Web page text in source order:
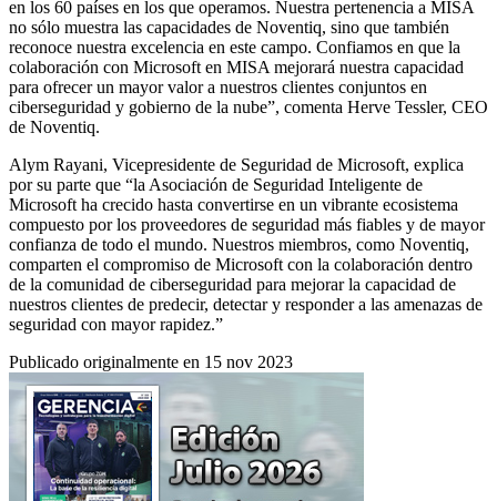
en los 60 países en los que operamos. Nuestra pertenencia a MISA
no sólo muestra las capacidades de Noventiq, sino que también
reconoce nuestra excelencia en este campo. Confiamos en que la
colaboración con Microsoft en MISA mejorará nuestra capacidad
para ofrecer un mayor valor a nuestros clientes conjuntos en
ciberseguridad y gobierno de la nube”, comenta Herve Tessler, CEO
de Noventiq.
Alym Rayani, Vicepresidente de Seguridad de Microsoft, explica
por su parte que “la Asociación de Seguridad Inteligente de
Microsoft ha crecido hasta convertirse en un vibrante ecosistema
compuesto por los proveedores de seguridad más fiables y de mayor
confianza de todo el mundo. Nuestros miembros, como Noventiq,
comparten el compromiso de Microsoft con la colaboración dentro
de la comunidad de ciberseguridad para mejorar la capacidad de
nuestros clientes de predecir, detectar y responder a las amenazas de
seguridad con mayor rapidez.”
Publicado originalmente en 15 nov 2023